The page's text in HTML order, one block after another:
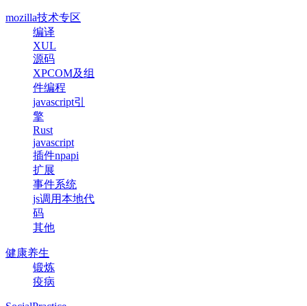
mozilla技术专区
编译
XUL
源码
XPCOM及组
件编程
javascript引
擎
Rust
javascript
插件npapi
扩展
事件系统
js调用本地代
码
其他
健康养生
锻炼
疫病